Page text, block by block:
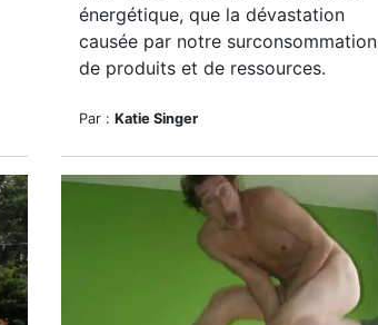
énergétique, que la dévastation
causée par notre surconsommation
de produits et de ressources.
Par : Katie Singer